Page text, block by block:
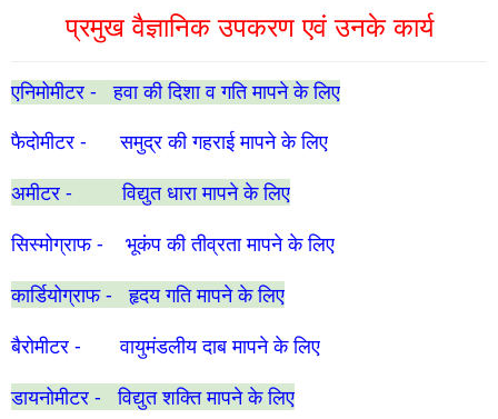
प्रमुख वैज्ञानिक उपकरण एवं उनके कार्य
एनिमोमीटर - हवा की दिशा व गति मापने के लिए
फैदोमीटर - समुद्र की गहराई मापने के लिए
अमीटर - विद्युत धारा मापने के लिए
सिस्मोग्राफ - भूकंप की तीव्रता मापने के लिए
कार्डियोग्राफ - हृदय गति मापने के लिए
बैरोमीटर - वायुमंडलीय दाब मापने के लिए
डायनोमीटर - विद्युत शक्ति मापने के लिए